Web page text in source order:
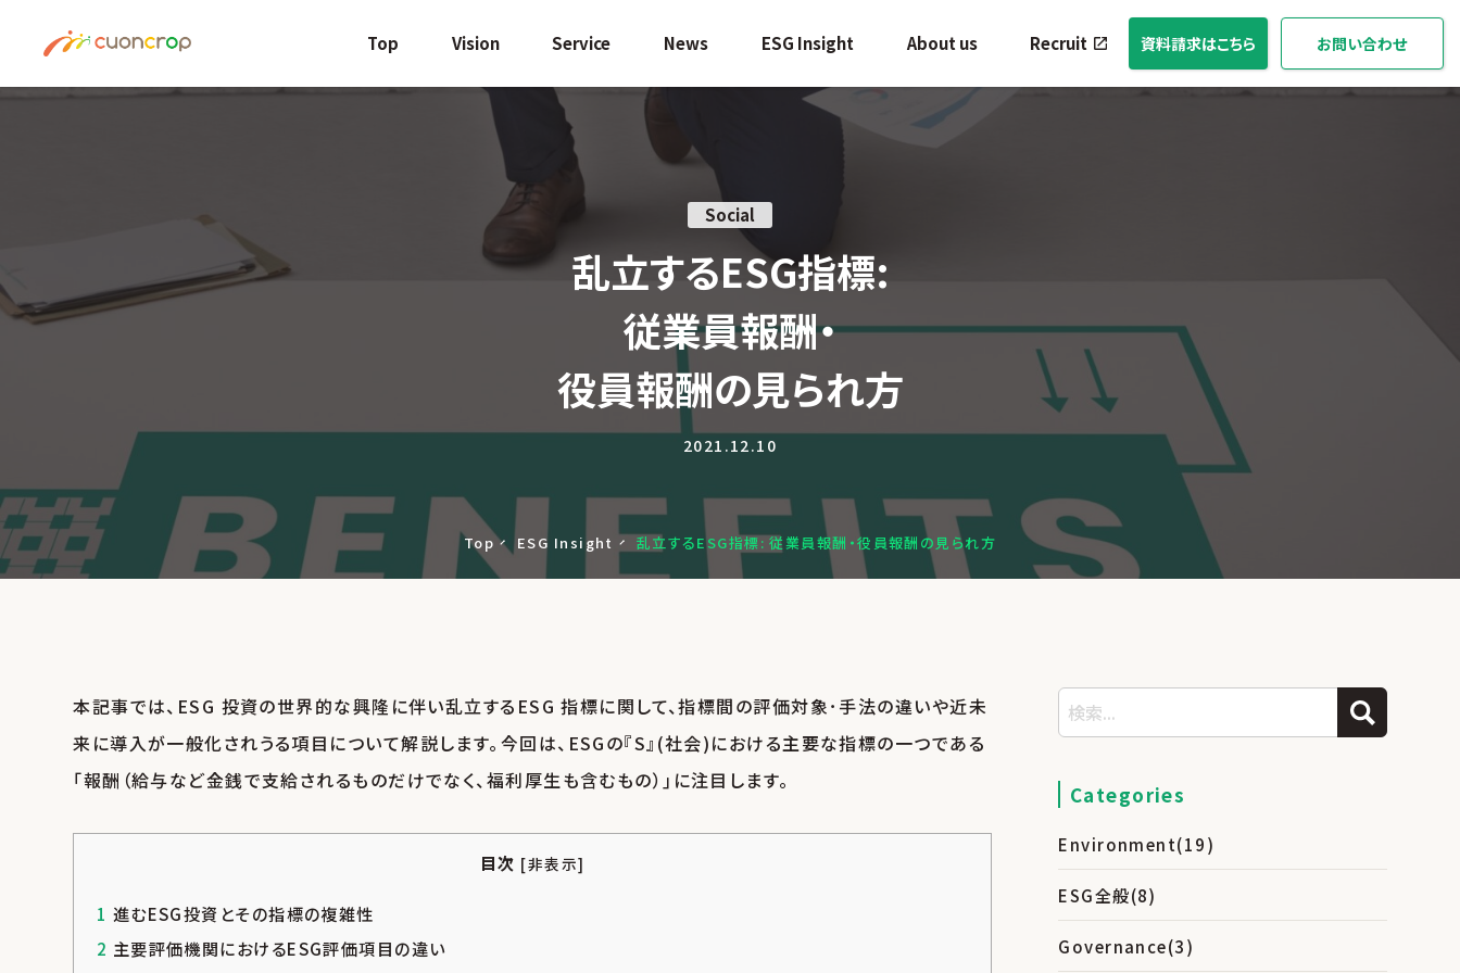
Top Vision Service News ESG Insight About us Recruit 資料請求はこちら お問い合わせ
Social
乱立するESG指標:
従業員報酬・
役員報酬の見られ方
2021.12.10
Top ESG Insight 乱立するESG指標:従業員報酬・役員報酬の見られ方
本記事では、ESG 投資の世界的な興隆に伴い乱立するESG 指標に関して、指標間の評価対象･手法の違いや近未
来に導入が一般化されうる項目について解説します｡今回は、ESGの『S』(社会)における主要な指標の一つである
｢報酬（給与など金銭で支給されるものだけでなく、福利厚生も含むもの）｣に注目します。
目次 [非表示]
1 進むESG投資とその指標の複雑性
2 主要評価機関におけるESG評価項目の違い
検索
Categories
Environment(19)
ESG全般(8)
Governance(3)